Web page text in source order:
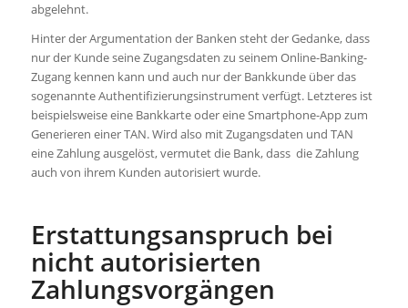
abgelehnt.
Hinter der Argumentation der Banken steht der Gedanke, dass
nur der Kunde seine Zugangsdaten zu seinem Online-Banking-
Zugang kennen kann und auch nur der Bankkunde über das
sogenannte Authentifizierungsinstrument verfügt. Letzteres ist
beispielsweise eine Bankkarte oder eine Smartphone-App zum
Generieren einer TAN. Wird also mit Zugangsdaten und TAN
eine Zahlung ausgelöst, vermutet die Bank, dass die Zahlung
auch von ihrem Kunden autorisiert wurde.
Erstattungsanspruch bei
nicht autorisierten
Zahlungsvorgängen